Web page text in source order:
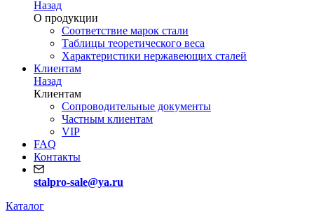
Назад
О продукции
Соответствие марок стали
Таблицы теоретического веса
Характеристики нержавеющих сталей
Клиентам
Назад
Клиентам
Сопроводительные документы
Частным клиентам
VIP
FAQ
Контакты
stalpro-sale@ya.ru
Каталог